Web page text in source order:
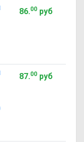
86.00руб
87.00руб